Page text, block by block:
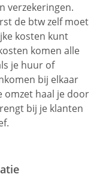
verzekeringen.
de btw zelf moet
kosten kunt
komen alle
je huur of
bij elkaar
omzet haal je door
bij je klanten